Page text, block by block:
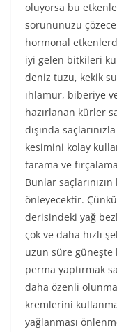
oluyorsa bu
sorununuzu
hormonal
iyi gelen bitkileri
deniz tuzu, kekik
ıhlamur, biberiye
hazırlanan kürler
dışında
kesimini kolay
tarama ve
Bunlar
önleyecektir. Çünkü
derisindeki yağ
çok ve daha hızlı
uzun süre güneşte
perma yaptırmak
daha özenli
kremlerini
yağlanması